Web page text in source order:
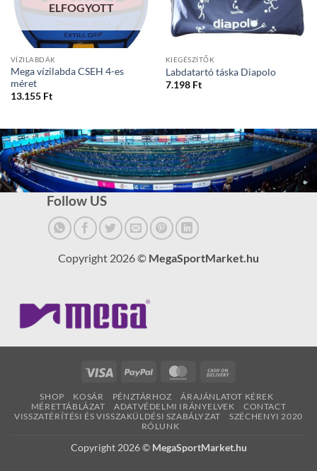
ELFOGYOTT
VÍZILABDÁK
Mega vízilabda CSEH 4-es
méret
13.155 Ft
KIEGÉSZÍTŐK
Labdatartó táska Diapolo
7.198 Ft
Follow US
Copyright 2026 © MegaSportMarket.hu
Visa PayPal MasterCard
Delivery
SHOP KOSÁR PÉNZTÁRHOZ
ÁRAJÁNLATOT KÉREK
MÉRETTÁBLÁZAT
ADATVÉDELMI IRÁNYELVEK
CONTACT
VISSZATÉRÍTÉSI ÉS VISSZAKÜLDÉSI SZABÁLYZAT
SZÉCHENYI 2020
RÓLUNK
Copyright 2026 © MegaSportMarket.hu